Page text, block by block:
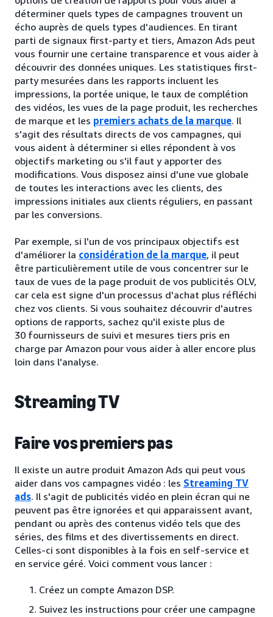
déterminer quels types de campagnes trouvent un
écho auprès de quels types d'audiences. En tirant
parti de signaux first-party et tiers, Amazon Ads peut
vous fournir une certaine transparence et vous aider à
découvrir des données uniques. Les statistiques first-
party mesurées dans les rapports incluent les
impressions, la portée unique, le taux de complétion
des vidéos, les vues de la page produit, les recherches
de marque et les premiers achats de la marque. Il
s'agit des résultats directs de vos campagnes, qui
vous aident à déterminer si elles répondent à vos
objectifs marketing ou s'il faut y apporter des
modifications. Vous disposez ainsi d'une vue globale
de toutes les interactions avec les clients, des
impressions initiales aux clients réguliers, en passant
par les conversions.
Par exemple, si l'un de vos principaux objectifs est
d'améliorer la considération de la marque, il peut
être particulièrement utile de vous concentrer sur le
taux de vues de la page produit de vos publicités OLV,
car cela est signe d'un processus d'achat plus réfléchi
chez vos clients. Si vous souhaitez découvrir d'autres
options de rapports, sachez qu'il existe plus de
30 fournisseurs de suivi et mesures tiers pris en
charge par Amazon pour vous aider à aller encore plus
loin dans l'analyse.
Streaming TV
Faire vos premiers pas
Il existe un autre produit Amazon Ads qui peut vous
aider dans vos campagnes vidéo : les Streaming TV
ads. Il s'agit de publicités vidéo en plein écran qui ne
peuvent pas être ignorées et qui apparaissent avant,
pendant ou après des contenus vidéo tels que des
séries, des films et des divertissements en direct.
Celles-ci sont disponibles à la fois en self-service et
en service géré. Voici comment vous lancer :
Créez un compte Amazon DSP.
Suivez les instructions pour créer une campagne